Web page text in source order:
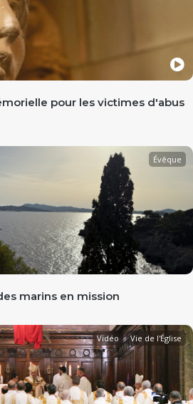
pour les victimes d'abus
Évêque
marins en mission
Vidéo Vie de l'Église